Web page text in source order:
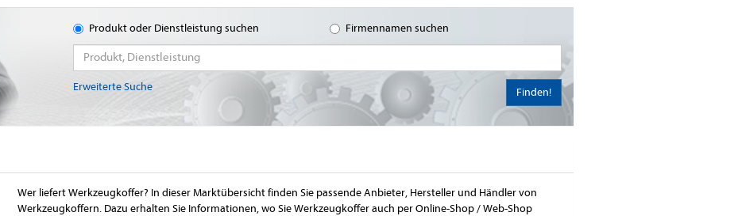
Produkt oder Dienstleistung suchen Firmennamen suchen
Erweiterte Suche Finden!
Wer liefert Werkzeugkoffer? In dieser Marktübersicht finden Sie passende Anbieter, Hersteller und Händler von
Werkzeugkoffern. Dazu erhalten Sie Informationen, wo Sie Werkzeugkoffer auch per Online-Shop / Web-Shop